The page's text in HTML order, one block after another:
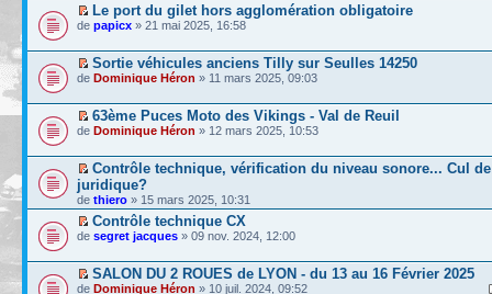
Le port du gilet hors agglomération obligatoire
de papicx » 21 mai 2025, 16:58
Sortie véhicules anciens Tilly sur Seulles 14250
de Dominique Héron » 11 mars 2025, 09:03
63ème Puces Moto des Vikings - Val de Reuil
de Dominique Héron » 12 mars 2025, 10:53
Contrôle technique, vérification du niveau sonore... Cul
juridique?
de thiero » 15 mars 2025, 10:31
Contrôle technique CX
de segret jacques » 09 nov. 2024, 12:00
SALON DU 2 ROUES de LYON - du 13 au 16 Février 2025
de Dominique Héron » 10 juil. 2024, 09:52